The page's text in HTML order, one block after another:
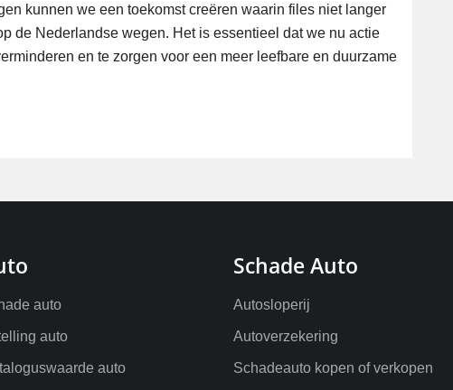
kunnen we een toekomst creëren waarin files niet langer
de Nederlandse wegen. Het is essentieel dat we nu actie
en te zorgen voor een meer leefbare en duurzame
auto
auto
auto
Schade Auto
Autosloperij
Autoverzekering
Schadeauto kopen of verkopen